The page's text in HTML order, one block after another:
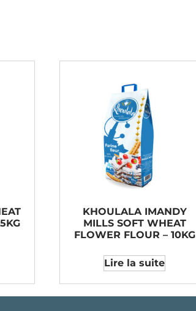
KHOULALA IMANDY
MILLS SOFT WHEAT
FLOWER FLOUR – 10KG
Lire la suite